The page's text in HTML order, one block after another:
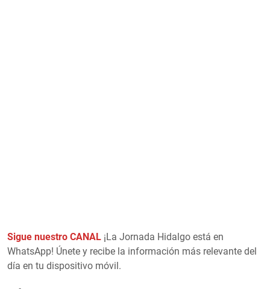
Sigue nuestro CANAL ¡La Jornada Hidalgo está en
WhatsApp! Únete y recibe la información más relevante del
día en tu dispositivo móvil.